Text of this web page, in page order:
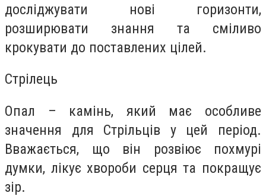
досліджувати нові горизонти,
розширювати знання та сміливо
крокувати до поставлених цілей.
Стрілець
Опал – камінь, який має особливе
значення для Стрільців у цей період.
Вважається, що він розвіює похмурі
думки, лікує хвороби серця та покращує
зір.